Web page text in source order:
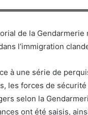
de la Gendarmerie
l’immigration
à une série de
les forces de
selon la
ont été saisis,